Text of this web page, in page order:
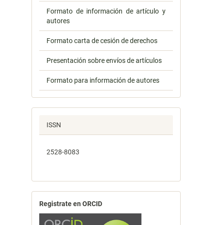
Formato de información de artículo y
autores
Formato carta de cesión de derechos
Presentación sobre envíos de artículos
Formato para información de autores
ISSN
2528-8083
Registrate en ORCID